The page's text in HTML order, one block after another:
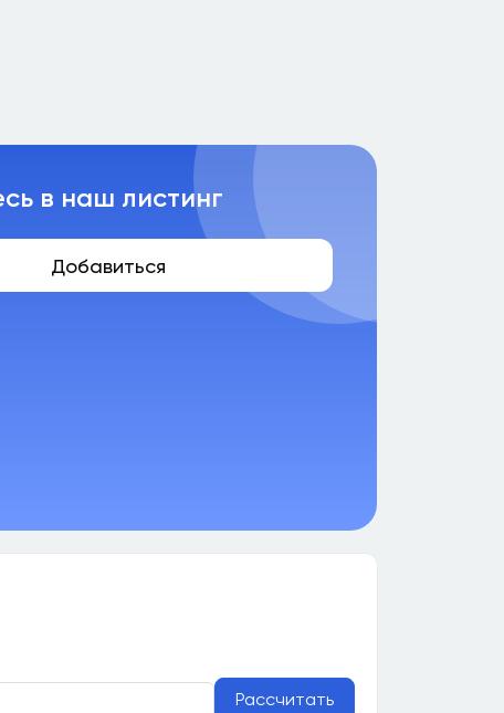
в наш листинг
Добавиться
Рассчитать